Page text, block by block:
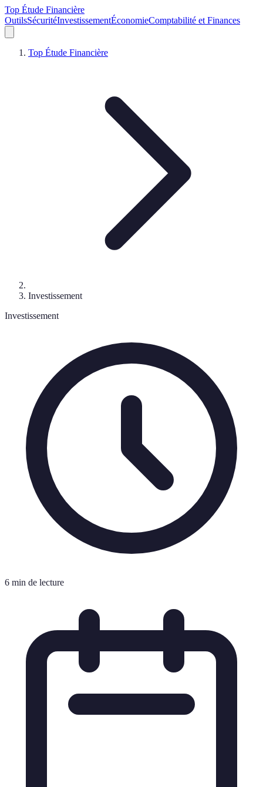
Top Étude Financière
OutilsSécuritéInvestissementÉconomieComptabilité et Finances
Top Étude Financière
Investissement
Investissement
6 min de lecture